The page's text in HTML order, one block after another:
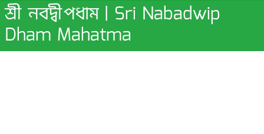
শ্রী নবদ্বীপধাম | Sri Nabadwip
Dham Mahatma